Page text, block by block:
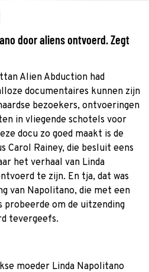
door aliens ontvoerd. Zegt
Alien Abduction had
documentaires kunnen zijn
bezoekers, ontvoeringen
in vliegende schotels voor
docu zo goed maakt is de
Carol Rainey, die besluit eens
het verhaal van Linda
te zijn. En tja, dat was
van Napolitano, die met een
probeerde om de uitzending
tevergeefs.
moeder Linda Napolitano